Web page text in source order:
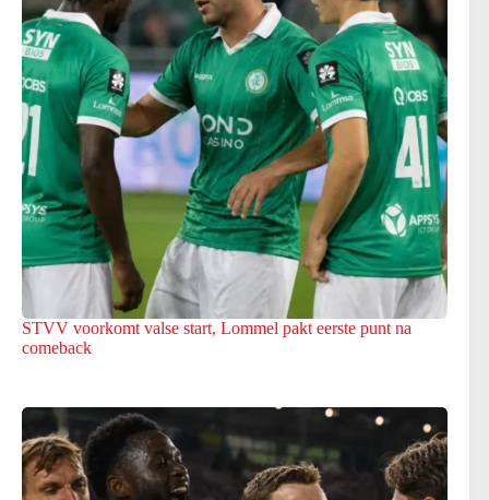
STVV voorkomt valse start, Lommel pakt eerste punt na
comeback